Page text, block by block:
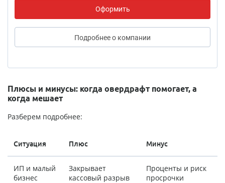
Оформить
Подробнеео компании
Плюсы и минусы: когда овердрафт помогает, а
когда мешает
Разберем подробнее:
Ситуация Плюс Минус
ИП и малый
бизнес
Закрывает
кассовый разрыв
Проценты и риск
просрочки